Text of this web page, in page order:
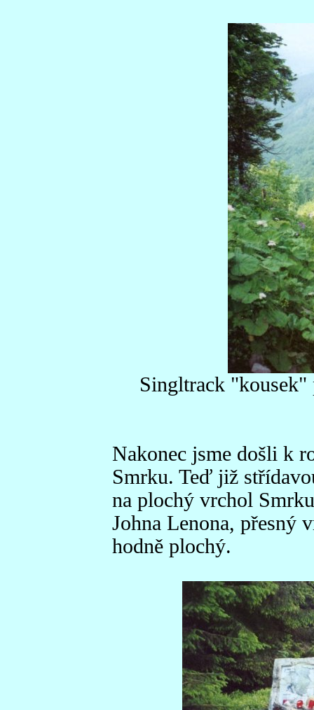
Singltrack "kousek"
Nakonec jsme došli k
Smrku. Teď již
na plochý vrchol
Johna Lenona, přesný
hodně plochý.